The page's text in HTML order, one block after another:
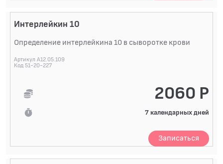
Интерлейкин 10
Определение интерлейкина 10 в сыворотке крови
Артикул A12.05.109
Код 51-20-227
2060 Р
7 календарных дней
Записаться